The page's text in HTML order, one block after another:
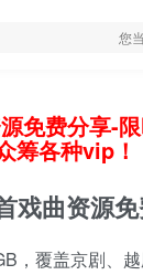
您
免费分享-
筹各种vip！
戏曲资源
，覆盖京剧、